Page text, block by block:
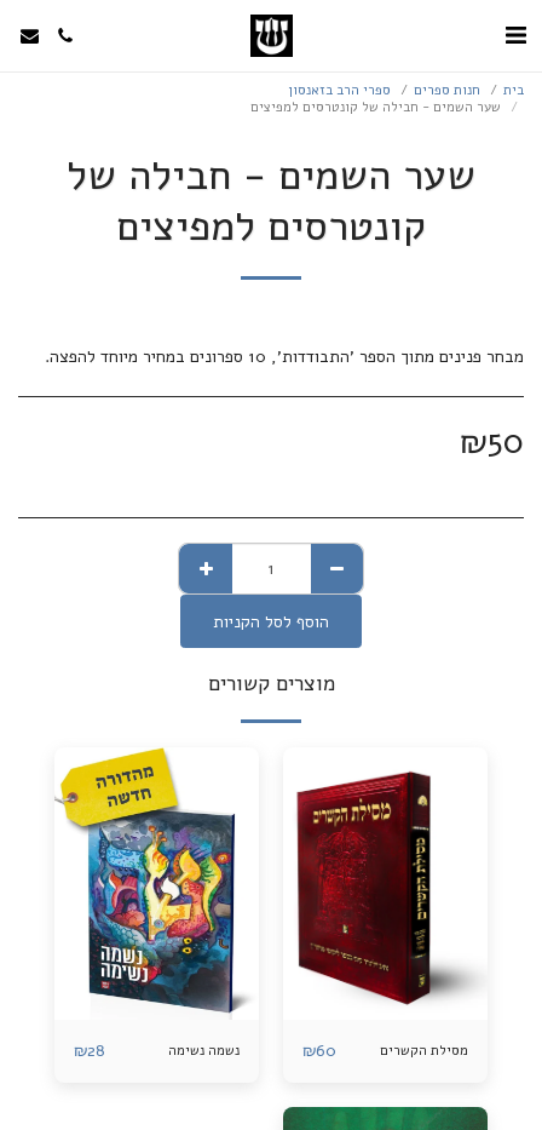
בית חנות ספרים
ספרי הרב בזאנסון
שער השמים - חבילה של קונטרסים למפיצים
שער השמים - חבילה של
קונטרסים למפיצים
מבחר פנינים מתוך הספר 'התבודדות', 10 ספרונים במחיר מיוחד להפצה.
₪50
הוסף לסל הקניות
מוצרים קשורים
מסילת הקשרים ₪60 נשמה נשימה ₪28